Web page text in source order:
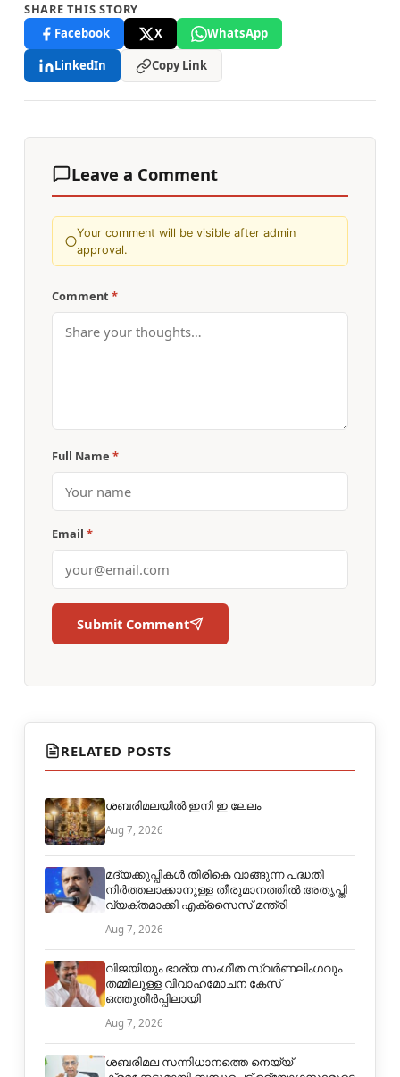
SHARE THIS STORY
Facebook
X
WhatsApp
LinkedIn
Copy Link
Leave a Comment
Your comment will be visible after admin
approval.
Comment *
Full Name *
Email *
Submit Comment
RELATED POSTS
ശബരിമലയിൽ ഇനി ഇ ലേലം
Aug 7, 2026
മദ്യക്കുപ്പികള്‍ തിരികെ വാങ്ങുന്ന പദ്ധതി
നിര്‍ത്തലാക്കാനുള്ള തീരുമാനത്തില്‍ അതൃപ്തി
വ്യക്തമാക്കി എക്‌സൈസ് മന്ത്രി
Aug 7, 2026
വിജയിയും ഭാര്യ സംഗീത സ്വര്‍ണലിംഗവും
തമ്മിലുള്ള വിവാഹമോചന കേസ്
ഒത്തുതീര്‍പ്പിലായി
Aug 7, 2026
ശബരിമല സന്നിധാനത്തെ നെയ്യ്